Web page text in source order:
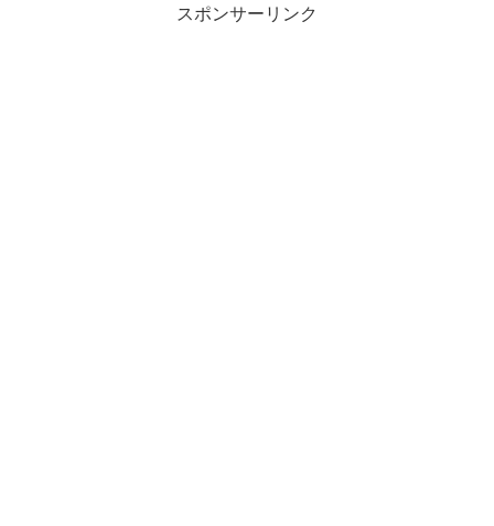
スポンサーリンク